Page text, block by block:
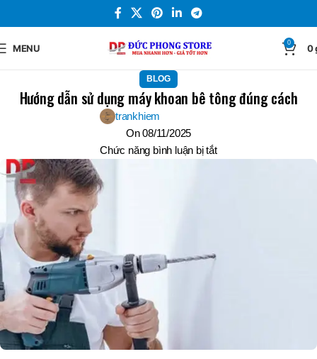
MENU 0 0
BLOG
Hướng dẫn sử dụng máy khoan bê tông đúng cách
trankhiem
On 08/11/2025
Chức năng bình luận bị tắt